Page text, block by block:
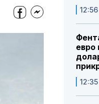
евро